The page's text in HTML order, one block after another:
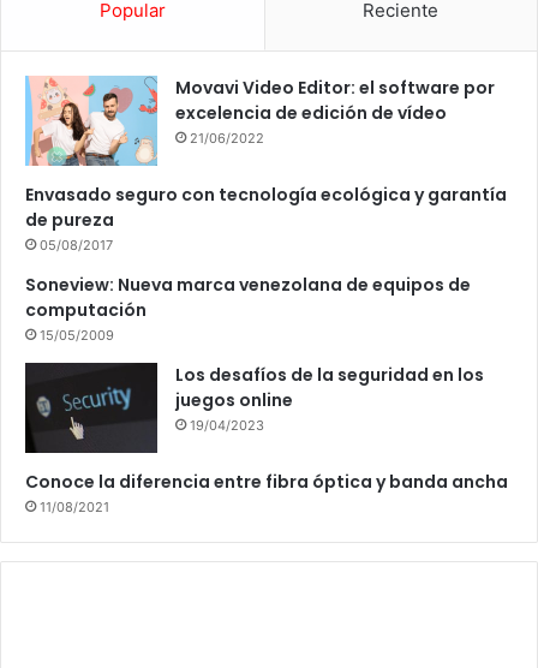
Popular Reciente
Movavi Video Editor: el software por
excelencia de edición de vídeo
21/06/2022
Envasado seguro con tecnología ecológica y garantía
de pureza
05/08/2017
Soneview: Nueva marca venezolana de equipos de
computación
15/05/2009
Los desafíos de la seguridad en los
juegos online
19/04/2023
Conoce la diferencia entre fibra óptica y banda ancha
11/08/2021